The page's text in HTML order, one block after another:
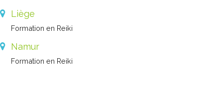
Liège
Formation en Reiki
Namur
Formation en Reiki